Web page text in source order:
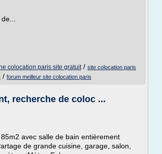
colocation paris site gratuit/ site colocation paris
/ forum meilleur site colocation paris
recherche de coloc ...
avec salle de bain entièrement
de grande cuisine, garage, salon,